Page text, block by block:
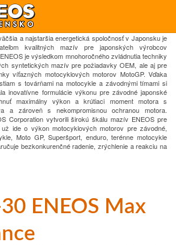
a najstaršia energetická spoločnosť v Japonsku je
kvalitných mazív
pre japonských výrobcov
ENEOS je výsledkom mnohoročného zvládnutia techniky
syntetických mazív pre požiadavky OEM, ale aj pre
víťazných motocyklových motorov MotoGP. Vďaka
s továrňami na motocykle a závodnými tímami si
inovatívne formulácie výkonu pre závodné japonské
maximálny výkon a krútiaci moment motora s
a zároveň s nekompromisnou ochranou motora.
Corporation vytvorili širokú škálu mazív ENEOS pre
už ide o výkon motocyklových motorov pre závodné,
Moto GP, Superšport, enduro, terénne motocykle
bezkonkurenčné radenie, zrýchlenie a reakciu na
ENEOS Max